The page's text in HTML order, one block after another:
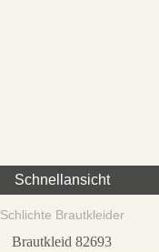
Schnellansicht
Schlichte Brautkleider
Brautkleid 82693